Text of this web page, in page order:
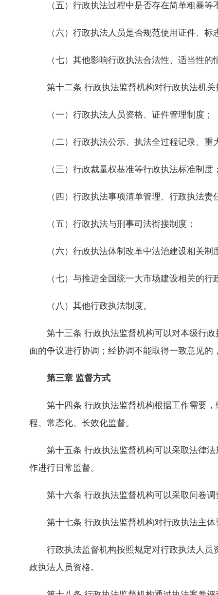
（五）行政执法过程中是否存在简单粗暴等
（六）行政执法人员是否规范使用证件、标
（七）其他影响行政执法合法性、适当性的
第十二条 行政执法监督机构对行政执法机关
（一）行政执法人员资格、证件管理制度；
（二）行政执法公示、执法全过程记录、重
（三）行政裁量权基准等行政执法标准制度
（四）行政执法事项清单管理、行政执法责
（五）行政执法与刑事司法衔接制度；
（六）行政执法体制改革中法治建设相关制
（七）与推进全国统一大市场建设相关的行
（八）其他行政执法制度。
第十三条 行政执法监督机构可以对本级行政
面的争议进行协调；经协调不能取得一致意见
第三章 监督方式
第十四条 行政执法监督机构根据工作需要，
程、常态化、长效化监督。
第十五条 行政执法监督机构可以采取法律法
作进行日常监督。
第十六条 行政执法监督机构可以采取问卷调
第十七条 行政执法监督机构对行政执法主体
行政执法监督机构按照规定对行政执法人员
政执法人员资格。